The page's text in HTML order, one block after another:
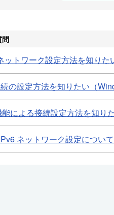
問
ットワーク設定方法を知りた
の設定方法を知りたい（
による接続設定方法を知り
ネットワーク設定につい